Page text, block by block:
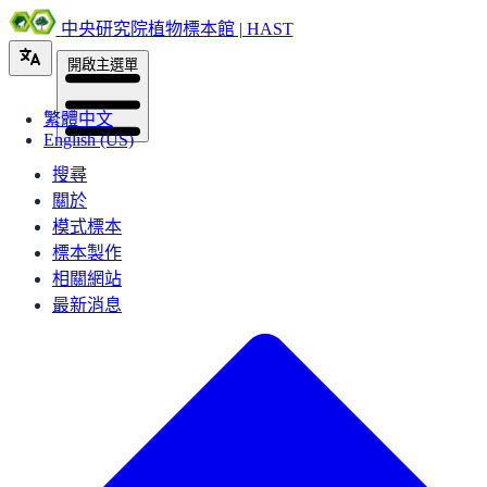
中央研究院植物標本館 | HAST
繁體中文
English (US)
開啟主選單
搜尋
關於
模式標本
標本製作
相關網站
最新消息